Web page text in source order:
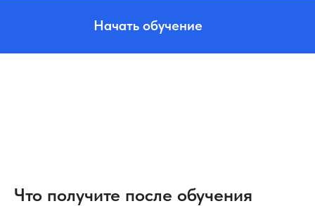
Начать обучение
Что получите после обучения